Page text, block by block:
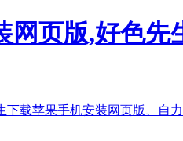
页版,好色